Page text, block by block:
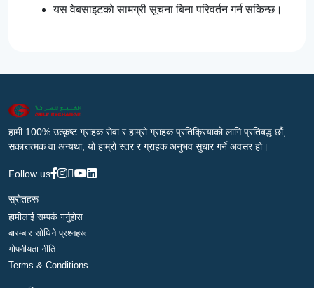
यस वेबसाइटको सामग्री सूचना बिना परिवर्तन गर्न सकिन्छ।
हामी 100% उत्कृष्ट ग्राहक सेवा र हाम्रो ग्राहक प्रतिक्रियाको लागि प्रतिबद्ध छौं,
सकारात्मक वा अन्यथा, यो हाम्रो स्तर र ग्राहक अनुभव सुधार गर्ने अवसर हो।
Follow us
स्रोतहरू
हामीलाई सम्पर्क गर्नुहोस
बारम्बार सोधिने प्रश्नहरू
गोपनीयता नीति
Terms & Conditions